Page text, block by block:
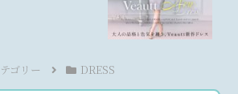
ゴリー DRESS